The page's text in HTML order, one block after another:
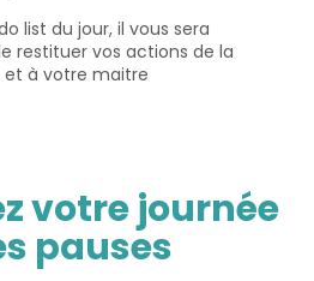
list du jour, il vous sera
restituer vos actions de la
et à votre maitre
votre journée
pauses